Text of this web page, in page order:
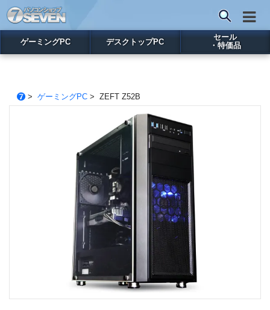
ゲーミングPC デスクトップPC
セール
・特価品
> ゲーミングPC> ZEFT Z52B